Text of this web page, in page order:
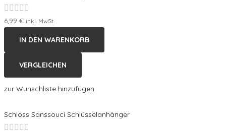
Bewertet
6,99 € inkl. MwSt.
IN DEN WARENKORB
VERGLEICHEN
zur Wunschliste hinzufügen
Schloss Sanssouci Schlüsselanhänger